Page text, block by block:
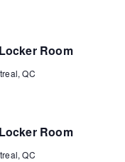
Room
QC
Room
QC